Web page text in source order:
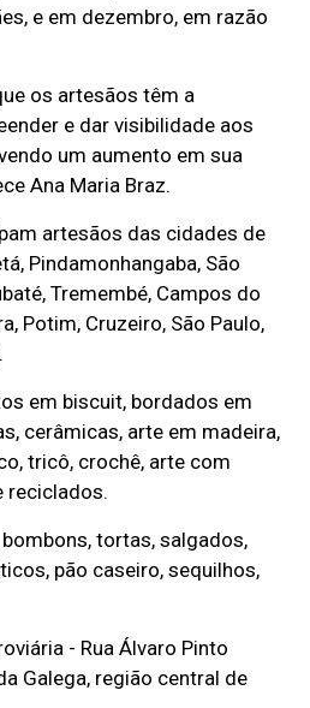
e em dezembro, em razão
os artesãos têm a
e dar visibilidade aos
um aumento em sua
Ana Maria Braz.
artesãos das cidades de
Pindamonhangaba, São
Tremembé, Campos do
Potim, Cruzeiro, São Paulo,
em biscuit, bordados em
cerâmicas, arte em madeira,
tricô, crochê, arte com
reciclados.
bombons, tortas, salgados,
pão caseiro, sequilhos,
- Rua Álvaro Pinto
Galega, região central de